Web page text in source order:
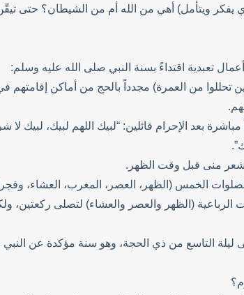
يفكر ويتأمل) أهي من الله أم من الشيطان؟ حتى
تعبدية اقتداءً بسنة النبي صلى الله عليه وسلم:
تحللوا من العمرة) مجدداً بالحج من أماكن
مباشرة بعد الإحرام قائلين: “لبيك اللهم لبيك، لبيك لا
منى قبل وقت الظهر.
الخمس (الظهر، العصر، المغرب، العشاء، وفجر
(الظهر والعصر والعشاء) لتصلى ركعتين،
ليلة التاسع من ذي الحجة، وهو سنة مؤكدة عن النبي